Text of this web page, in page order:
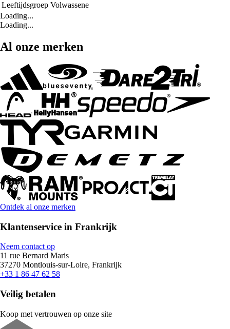
Leeftijdsgroep Volwassene
Loading...
Loading...
Al onze merken
Ontdek al onze merken
Klantenservice in Frankrijk
Neem contact op
11 rue Bernard Maris
37270 Montlouis-sur-Loire, Frankrijk
+33 1 86 47 62 58
Veilig betalen
Koop met vertrouwen op onze site